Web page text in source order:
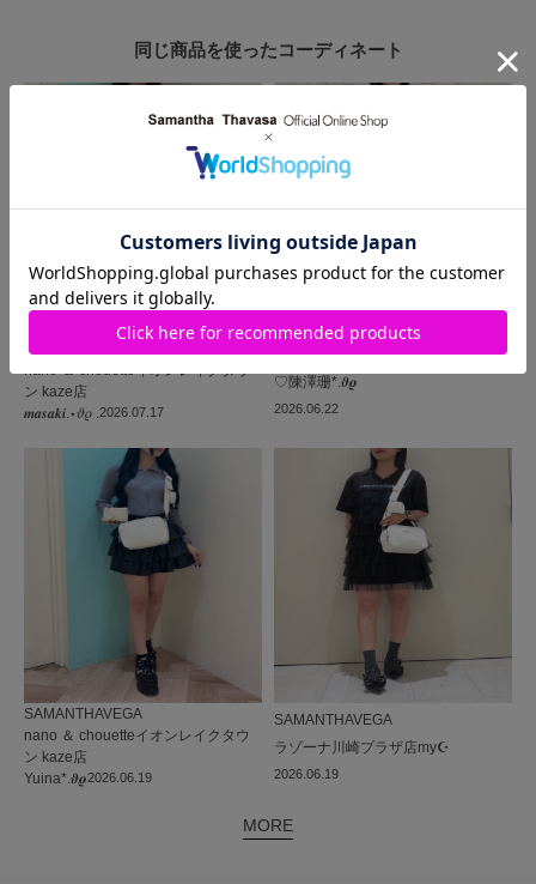
同じ商品を使ったコーディネート
2026.07.17
SAMANTHAVEGA
nano ＆ chouetteイオンレイクタウ
ン kaze店
𝒎𝒂𝒔𝒂𝒌𝒊.⋆𝜗𝜚 .
2026.06.22
SAMANTHAVEGASHIBUYA109店
♡陳澤珊*.𝝑𝝔
2026.06.19
SAMANTHAVEGA
nano ＆ chouetteイオンレイクタウ
ン kaze店
Yuina*.𝝑𝝔
2026.06.19
SAMANTHAVEGA
ラゾーナ川崎プラザ店my☪︎
MORE